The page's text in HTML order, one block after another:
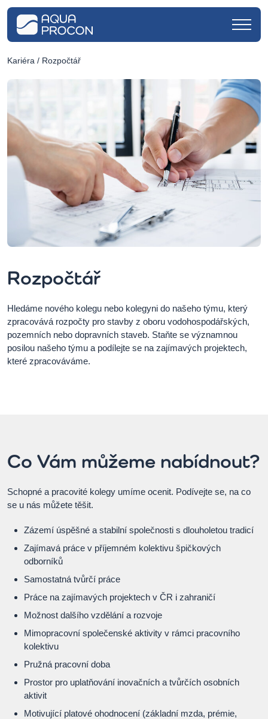
Kariéra / Rozpočtář
Rozpočtář
Hledáme nového kolegu nebo kolegyni do našeho týmu, který
zpracovává rozpočty pro stavby z oboru vodohospodářských,
pozemních nebo dopravních staveb. Staňte se významnou
posilou našeho týmu a podílejte se na zajímavých projektech,
které zpracováváme.
Co Vám můžeme nabídnout?
Schopné a pracovité kolegy umíme ocenit. Podívejte se, na co
se u nás můžete těšit.
Zázemí úspěšné a stabilní společnosti s dlouholetou tradicí
Zajímavá práce v příjemném kolektivu špičkových
odborníků
Samostatná tvůrčí práce
Práce na zajímavých projektech v ČR i zahraničí
Možnost dalšího vzdělání a rozvoje
Mimopracovní společenské aktivity v rámci pracovního
kolektivu
Pružná pracovní doba
Prostor pro uplatňování inovačních a tvůrčích osobních
aktivit
Motivující platové ohodnocení (základní mzda, prémie,